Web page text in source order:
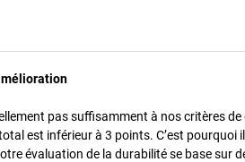
pas suffisamment à nos critères
est inférieur à 3 points. C’est
évaluation de la durabilité se base sur